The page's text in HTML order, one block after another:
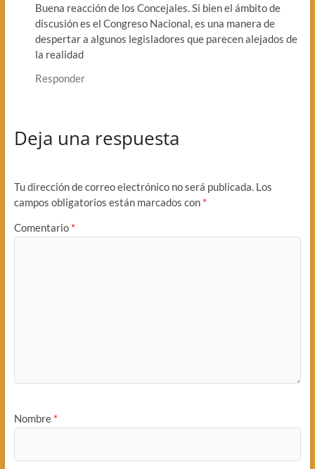
Buena reacción de los Concejales. Si bien el ámbito de
discusión es el Congreso Nacional, es una manera de
despertar a algunos legisladores que parecen alejados de
la realidad
Responder
Deja una respuesta
Tu dirección de correo electrónico no será publicada. Los
campos obligatorios están marcados con *
Comentario *
Nombre *